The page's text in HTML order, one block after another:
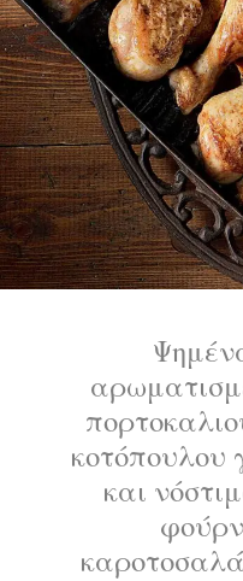
κοτόπουλου
και